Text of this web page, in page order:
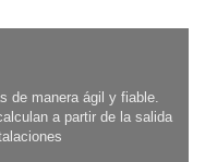
de manera ágil y fiable.
a partir de la salida